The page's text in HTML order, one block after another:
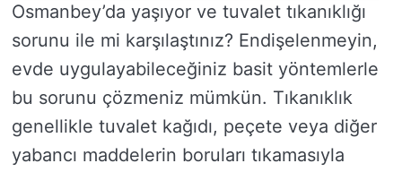
Osmanbey’da yaşıyor ve tuvalet tıkanıklığı
sorunu ile mi karşılaştınız? Endişelenmeyin,
evde uygulayabileceğiniz basit yöntemlerle
bu sorunu çözmeniz mümkün. Tıkanıklık
genellikle tuvalet kağıdı, peçete veya diğer
yabancı maddelerin boruları tıkamasıyla